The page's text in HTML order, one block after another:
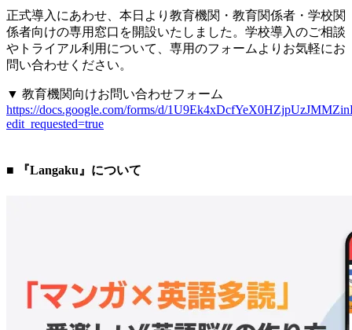
正式導入にあわせ、本日より教育機関・教育関係者・学校関
係者向けの専用窓口を開設いたしました。学校導入のご相談
やトライアル利用について、専用のフォームよりお気軽にお
問い合わせください。
▼ 教育機関向けお問い合わせフォーム
https://docs.google.com/forms/d/
edit_requested=true
■ 『Langaku』について